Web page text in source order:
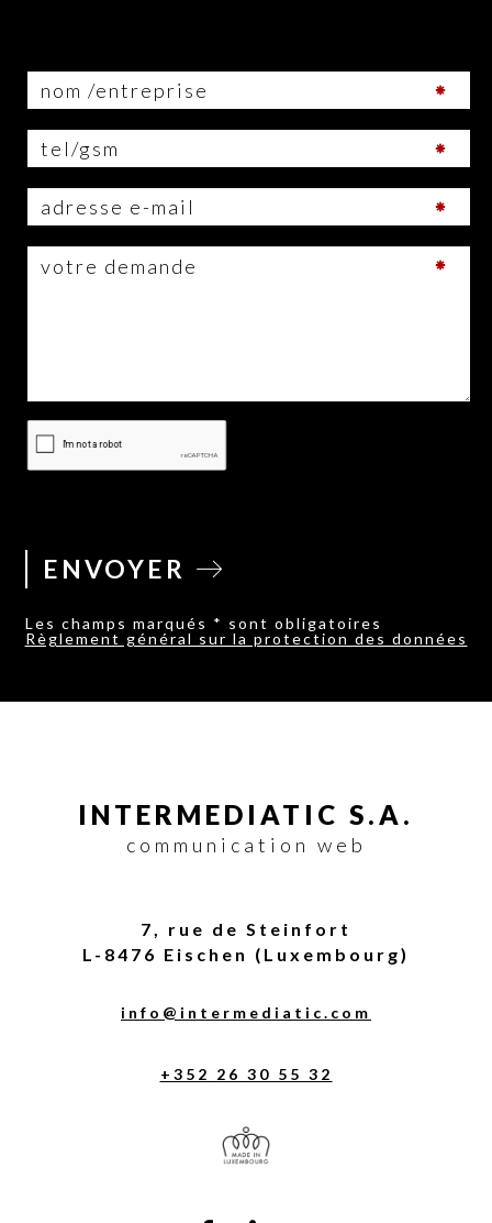
ENVOYER
Les champs marqués * sont obligatoires
Règlement général sur la protection des données
INTERMEDIATIC S.A.
communication web
7, rue de Steinfort
L-8476 Eischen (Luxembourg)
info@intermediatic.com
+352 26 30 55 32